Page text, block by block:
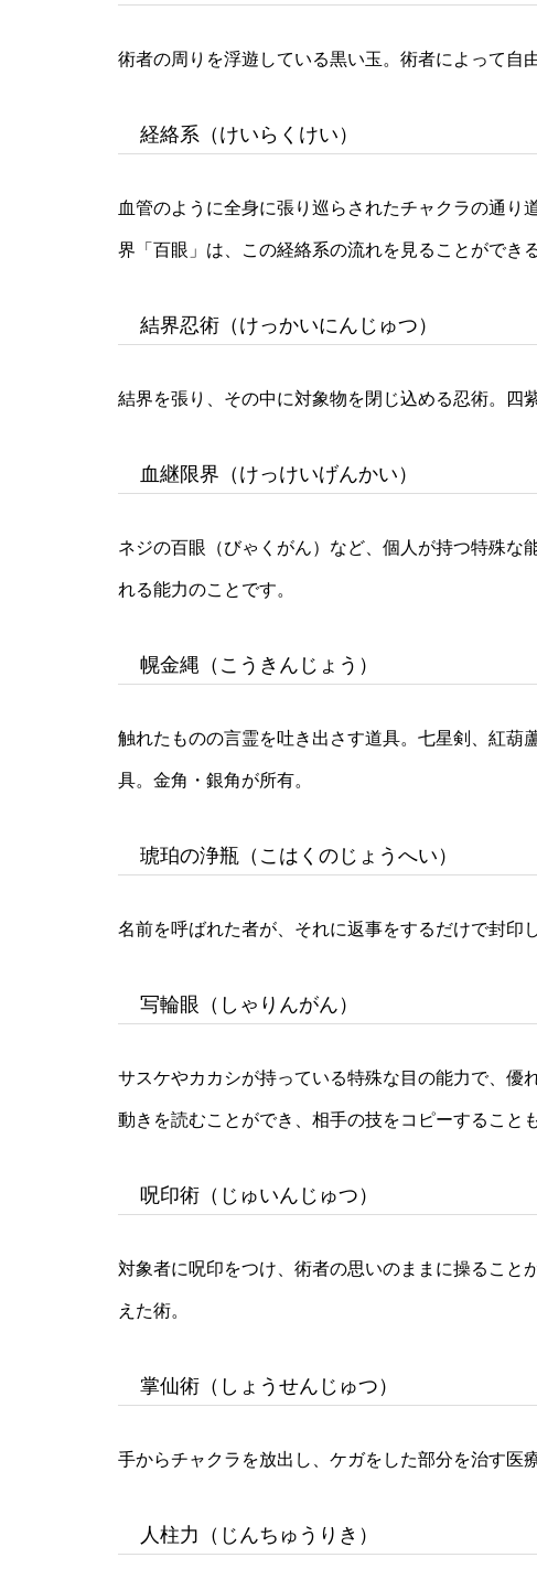
術者の周りを浮遊している黒い玉。術者によって自
経絡系（けいらくけい）
血管のように全身に張り巡らされたチャクラの通
界「百眼」は、この経絡系の流れを見ることができる
結界忍術（けっかいにんじゅつ）
結界を張り、その中に対象物を閉じ込める忍術。四
血継限界（けっけいげんかい）
ネジの百眼（びゃくがん）など、個人が持つ特殊な
れる能力のことです。
幌金縄（こうきんじょう）
触れたものの言霊を吐き出さす道具。七星剣、紅葫
具。金角・銀角が所有。
琥珀の浄瓶（こはくのじょうへい）
名前を呼ばれた者が、それに返事をするだけで封印
写輪眼（しゃりんがん）
サスケやカカシが持っている特殊な目の能力で、優
動きを読むことができ、相手の技をコピーすること
呪印術（じゅいんじゅつ）
対象者に呪印をつけ、術者の思いのままに操ること
えた術。
掌仙術（しょうせんじゅつ）
手からチャクラを放出し、ケガをした部分を治す医
人柱力（じんちゅうりき）